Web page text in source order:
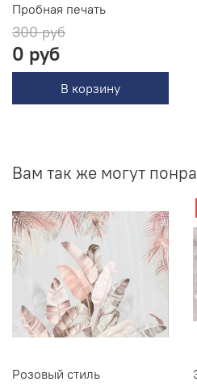
Пробная печать
300 руб
0 руб
В корзину
Вам так же могут
Розовый стиль